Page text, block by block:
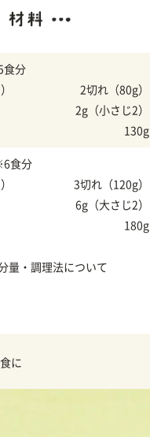
分
2切れ（80g）
2g（小さじ2）
130g
食分
3切れ（120g）
6g（大さじ2）
180g
量・調理法について
に